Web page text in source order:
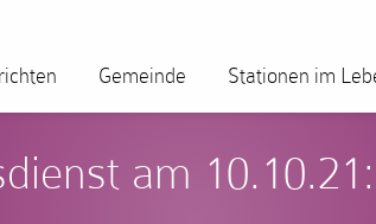
Gemeinde Stationen im
am